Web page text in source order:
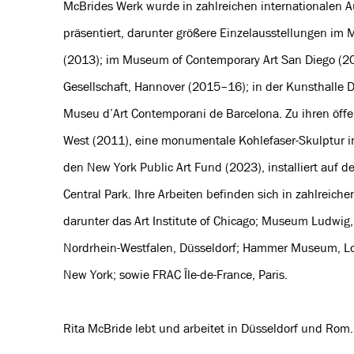
McBrides Werk wurde in zahlreichen internationalen
präsentiert, darunter größere Einzelausstellungen im
(2013); im Museum of Contemporary Art San Diego
Gesellschaft, Hannover (2015–16); in der Kunsthalle
Museu d’Art Contemporani de Barcelona. Zu ihren
West (2011), eine monumentale Kohlefaser-Skulptur
den New York Public Art Fund (2023), installiert auf
Central Park. Ihre Arbeiten befinden sich in
darunter das Art Institute of Chicago; Museum
Nordrhein-Westfalen, Düsseldorf; Hammer Museum,
New York; sowie FRAC Île-de-France, Paris.
Rita McBride lebt und arbeitet in Düsseldorf und Rom.